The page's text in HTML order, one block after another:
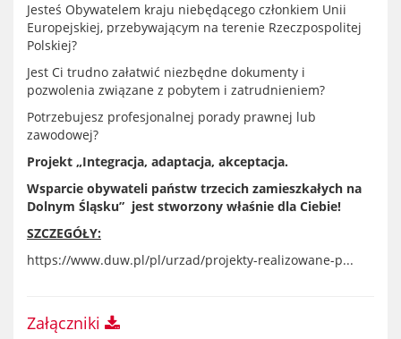
Jesteś Obywatelem kraju niebędącego członkiem Unii
Europejskiej, przebywającym na terenie Rzeczpospolitej
Polskiej?
Jest Ci trudno załatwić niezbędne dokumenty i
pozwolenia związane z pobytem i zatrudnieniem?
Potrzebujesz profesjonalnej porady prawnej lub
zawodowej?
Projekt „Integracja, adaptacja, akceptacja.
Wsparcie obywateli państw trzecich zamieszkałych na
Dolnym Śląsku” jest stworzony właśnie dla Ciebie!
SZCZEGÓŁY:
https://www.duw.pl/pl/urzad/projekty-realizowane-p...
Załączniki